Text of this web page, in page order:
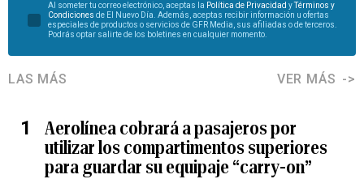
Al someter tu correo electrónico, aceptas la Política de Privacidad yTérminos y
Condiciones de El Nuevo Día. Además, aceptas recibir información u ofertas
especiales de productos o servicios de GFR Media, sus afiliadas o de terceros.
Podrás optar salirte de los boletines en cualquier momento.
LAS MÁS VER MÁS
Aerolínea cobrará a pasajeros por
utilizar los compartimentos superiores
para guardar su equipaje “carry-on”